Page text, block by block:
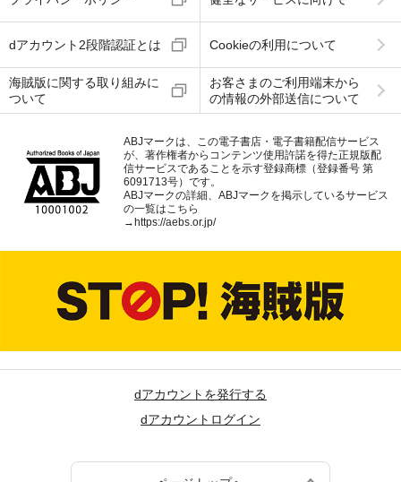
dアカウント2段階認証とは Cookieの利用について
海賊版に関する取り組みに
ついて
お客さまのご利用端末から
の情報の外部送信について
ABJマークは、この電子書店・電子書籍配信サービス
が、著作権者からコンテンツ使用許諾を得た正規版配
信サービスであることを示す登録商標（登録番号 第
6091713号）です。
ABJマークの詳細、ABJマークを掲示しているサービス
の一覧はこちら
→https://aebs.or.jp/
dアカウントを発行する
dアカウントログイン